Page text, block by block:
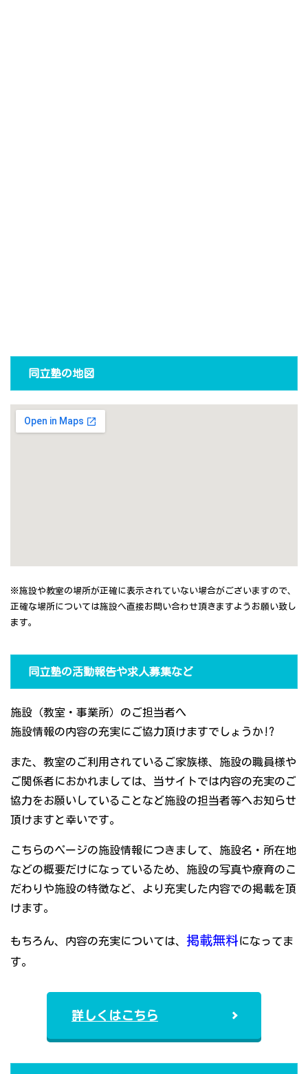
同立塾の地図
※施設や教室の場所が正確に表示されていない場合がございますので、
正確な場所については施設へ直接お問い合わせ頂きますようお願い致し
ます。
同立塾の活動報告や求人募集など
施設（教室・事業所）のご担当者へ
施設情報の内容の充実にご協力頂けますでしょうか!?
また、教室のご利用されているご家族様、施設の職員様や
ご関係者におかれましては、当サイトでは内容の充実のご
協力をお願いしていることなど施設の担当者等へお知らせ
頂けますと幸いです。
こちらのページの施設情報につきまして、施設名・所在地
などの概要だけになっているため、施設の写真や療育のこ
だわりや施設の特徴など、より充実した内容での掲載を頂
けます。
もちろん、内容の充実については、 掲載無料になってま
す。
詳しくはこちら